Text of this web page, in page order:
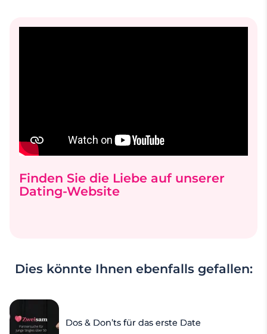
Finden Sie die Liebe auf unserer
Dating-Website
Dies könnte Ihnen ebenfalls gefallen:
Dos & Don’ts für das erste Date